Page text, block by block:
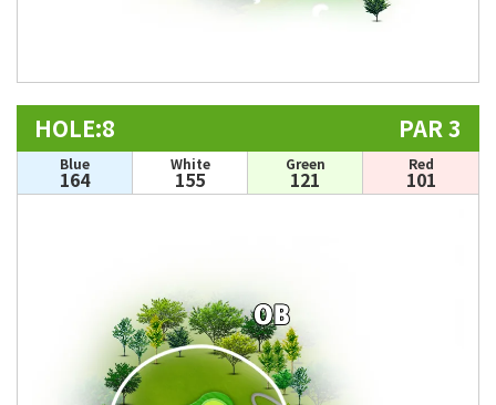
HOLE:8 PAR 3
Blue
164
White
155
Green
121
Red
101